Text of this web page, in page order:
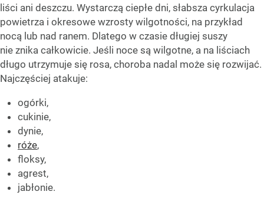
liści ani deszczu. Wystarczą ciepłe dni, słabsza cyrkulacja
powietrza i okresowe wzrosty wilgotności, na przykład
nocą lub nad ranem. Dlatego w czasie długiej suszy
nie znika całkowicie. Jeśli noce są wilgotne, a na liściach
długo utrzymuje się rosa, choroba nadal może się rozwijać.
Najczęściej atakuje:
ogórki,
cukinie,
dynie,
róże,
floksy,
agrest,
jabłonie.